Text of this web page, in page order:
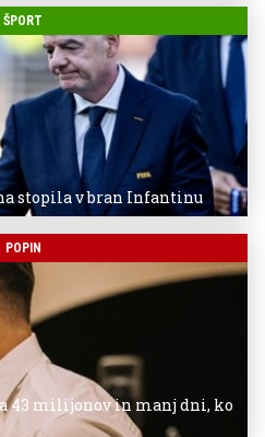
ŠPORT
stopila v bran Infantinu
POPIN
43 milijonov in manj dni, ko